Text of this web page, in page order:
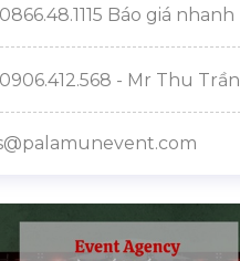
0866.48.1115 Báo giá nhanh
0906.412.568 - Mr Thu Trần